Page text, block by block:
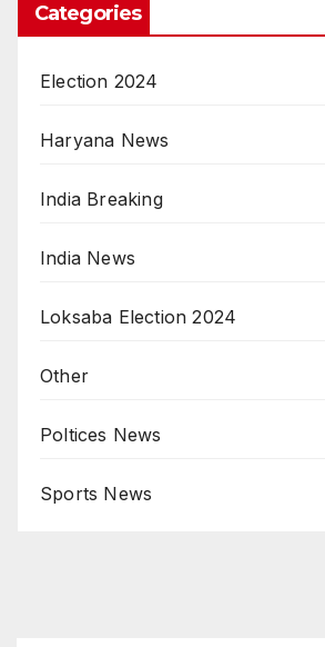
Categories
Election 2024
Haryana News
India Breaking
India News
Loksaba Election 2024
Other
Poltices News
Sports News